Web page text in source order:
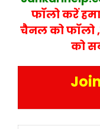
फॉलो करें
चैनल को फॉलो
को